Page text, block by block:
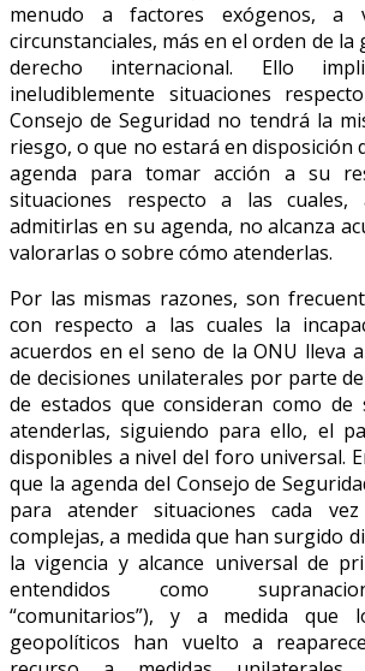
menudo a factores exógenos, a
circunstanciales, más en el orden de la
derecho internacional. Ello
ineludiblemente situaciones
Consejo de Seguridad no tendrá la
riesgo, o que no estará en disposición
agenda para tomar acción a su
situaciones respecto a las
admitirlas en su agenda, no alcanza
valorarlas o sobre cómo atenderlas.
Por las mismas razones, son
con respecto a las cuales la
acuerdos en el seno de la ONU lleva
de decisiones unilaterales por parte
de estados que consideran como
atenderlas, siguiendo para ello, el
disponibles a nivel del foro universal.
que la agenda del Consejo de
para atender situaciones cada
complejas, a medida que han surgido
la vigencia y alcance universal de
entendidos como
“comunitarios”), y a medida que
geopolíticos han vuelto a